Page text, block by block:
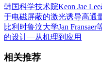
韩国科学技术院Keon Jae
于电磁屏蔽的激光诱导高通
比利时鲁汶大学Jan
的设计—从机理到应用
相关推荐